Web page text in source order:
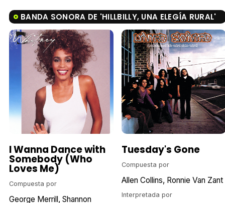
BANDA SONORA DE 'HILLBILLY, UNA ELEGÍA RURAL'
I Wanna Dance with
Somebody (Who
Loves Me)
Compuesta por
George Merrill Shannon
Tuesday's Gone
Compuesta por
Allen Collins Ronnie Van Zant
Interpretada por